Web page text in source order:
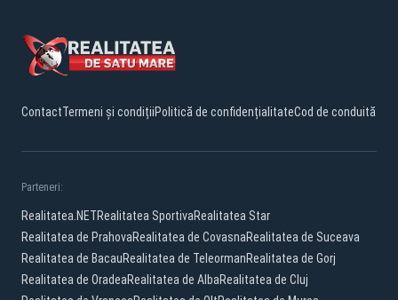
ContactTermeni și condițiiPolitică de confidențialitateCod de conduită
Parteneri:
Realitatea.NETRealitatea SportivaRealitatea Star
Realitatea de PrahovaRealitatea de CovasnaRealitatea de Suceava
Realitatea de BacauRealitatea de TeleormanRealitatea de Gorj
Realitatea de OradeaRealitatea de AlbaRealitatea de Cluj